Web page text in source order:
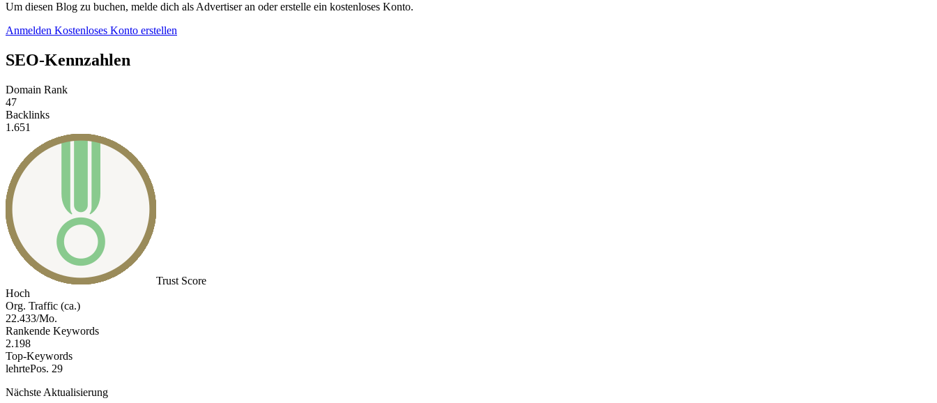
Um diesen Blog zu buchen, melde dich als Advertiser an oder erstelle ein kostenloses Konto.
Anmelden Kostenloses Konto erstellen
SEO-Kennzahlen
Domain Rank
47
Backlinks
1.651
Trust Score
Hoch
Org. Traffic (ca.)
22.433/Mo.
Rankende Keywords
2.198
Top-Keywords
lehrtePos. 29
Nächste Aktualisierung